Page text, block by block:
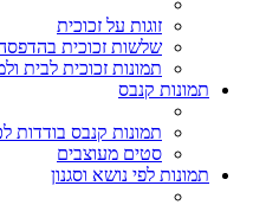
זוגות על זכוכית
שלשות זכוכית
תמונות זכוכית לבית
תמונות קנבס
תמונות קנבס בודדות
סטים מעוצבים
תמונות לפי נושא וסגנון